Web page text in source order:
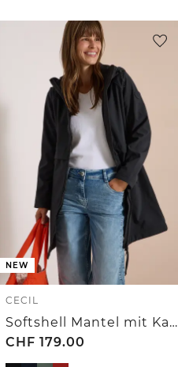
NEW
CECIL
Softshell Mantel mit Kapuze
CHF 179.00